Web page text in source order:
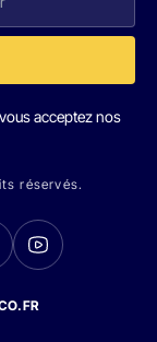
acceptez nos
réservés.